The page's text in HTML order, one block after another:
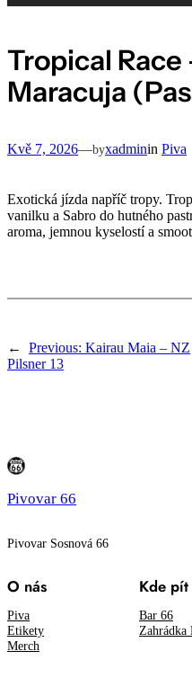
Tropical Race
Maracuja
Kvě 7, 2026—byxadminin Piva
Exotická jízda napříč tropy.
vanilku a Sabro do hutného
aroma, jemnou kyselostí a
← Previous: Kairau Maia – NZ
Pilsner 13
Pivovar 66
Pivovar Sosnová 66
O nás
Piva
Etikety
Merch
Kde pít
Bar 66
Zahrádka